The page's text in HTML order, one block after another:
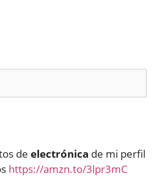
de electrónica de mi perfil
https://amzn.to/3lpr3mC